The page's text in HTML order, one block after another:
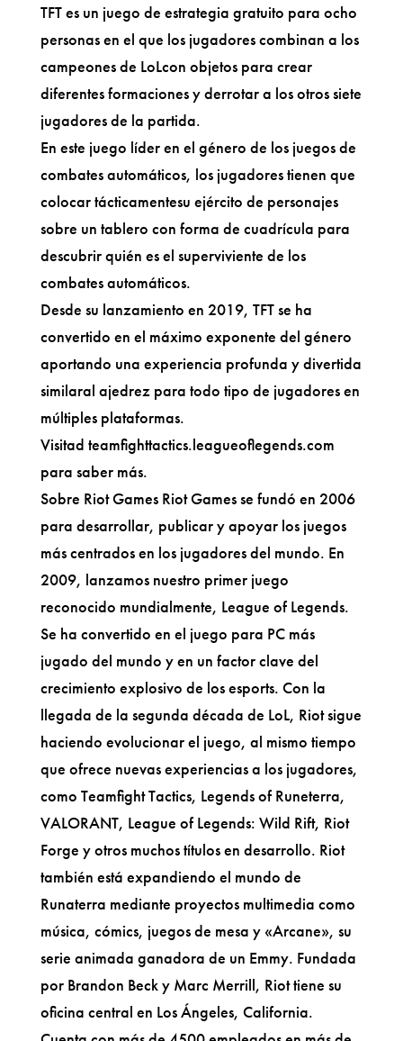
TFT es un juego de estrategia gratuito para ocho
personas en el que los jugadores combinan a los
campeones de LoLcon objetos para crear
diferentes formaciones y derrotar a los otros siete
jugadores de la partida.
En este juego líder en el género de los juegos de
combates automáticos, los jugadores tienen que
colocar tácticamentesu ejército de personajes
sobre un tablero con forma de cuadrícula para
descubrir quién es el superviviente de los
combates automáticos.
Desde su lanzamiento en 2019, TFT se ha
convertido en el máximo exponente del género
aportando una experiencia profunda y divertida
similaral ajedrez para todo tipo de jugadores en
múltiples plataformas.
Visitad teamfighttactics.leagueoflegends.com
para saber más.
Sobre Riot Games Riot Games se fundó en 2006
para desarrollar, publicar y apoyar los juegos
más centrados en los jugadores del mundo. En
2009, lanzamos nuestro primer juego
reconocido mundialmente, League of Legends.
Se ha convertido en el juego para PC más
jugado del mundo y en un factor clave del
crecimiento explosivo de los esports. Con la
llegada de la segunda década de LoL, Riot sigue
haciendo evolucionar el juego, al mismo tiempo
que ofrece nuevas experiencias a los jugadores,
como Teamfight Tactics, Legends of Runeterra,
VALORANT, League of Legends: Wild Rift, Riot
Forge y otros muchos títulos en desarrollo. Riot
también está expandiendo el mundo de
Runaterra mediante proyectos multimedia como
música, cómics, juegos de mesa y «Arcane», su
serie animada ganadora de un Emmy. Fundada
por Brandon Beck y Marc Merrill, Riot tiene su
oficina central en Los Ángeles, California.